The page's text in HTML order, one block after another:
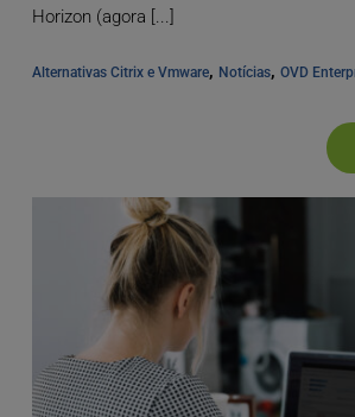
Horizon (agora [...]
Alternativas Citrix e Vmware, Notícias, OVD